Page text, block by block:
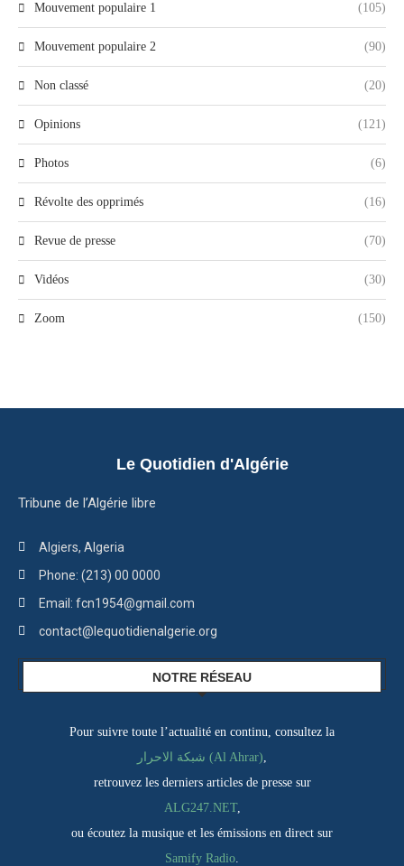
Mouvement populaire 1 (105)
Mouvement populaire 2 (90)
Non classé (20)
Opinions (121)
Photos (6)
Révolte des opprimés (16)
Revue de presse (70)
Vidéos (30)
Zoom (150)
Le Quotidien d'Algérie
Tribune de l’Algérie libre
Algiers, Algeria
Phone: (213) 00 0000
Email: fcn1954@gmail.com
contact@lequotidienalgerie.org
NOTRE RÉSEAU
Pour suivre toute l’actualité en continu, consultez la
شبكة الاحرار (Al Ahrar),
retrouvez les derniers articles de presse sur
ALG247.NET,
ou écoutez la musique et les émissions en direct sur
Samify Radio.